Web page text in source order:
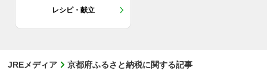
レシピ・献立
JREメディア 京都府ふるさと納税に関する記事